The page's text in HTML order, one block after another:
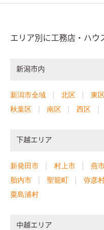
エリア別に工務店・ハウ
新潟市内
新潟市全域 北区 東
秋葉区
南区 西区
下越エリア
新発田市 村上市 燕
胎内市
聖籠町 弥彦
粟島浦村
中越エリア